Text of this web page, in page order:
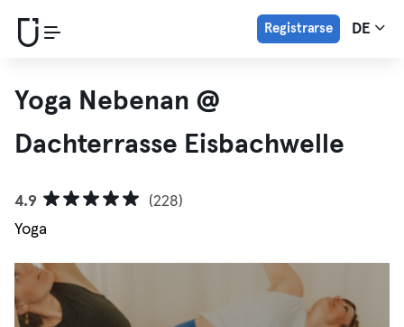
Registrarse DE
Yoga Nebenan @
Dachterrasse Eisbachwelle
4.9
(228)
Yoga